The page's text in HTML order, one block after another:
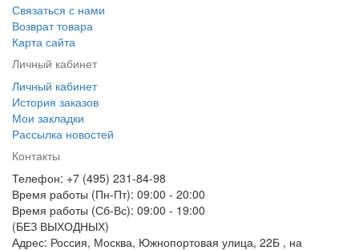
Связаться с нами
Возврат товара
Карта сайта
Личный кабинет
Личный кабинет
История заказов
Мои закладки
Рассылка новостей
Контакты
Телефон: +7 (495) 231-84-98
Время работы (Пн-Пт): 09:00 - 20:00
Время работы (Сб-Вс): 09:00 - 19:00
(БЕЗ ВЫХОДНЫХ)
Адрес: Россия, Москва, Южнопортовая улица, 22Б , на